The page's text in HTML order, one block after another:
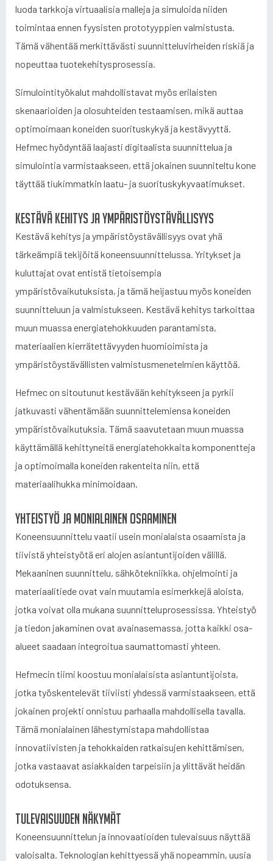
luoda tarkkoja virtuaalisia malleja ja simuloida niiden
toimintaa ennen fyysisten prototyyppien valmistusta.
Tämä vähentää merkittävästi suunnitteluvirheiden riskiä ja
nopeuttaa tuotekehitysprosessia.
Simulointityökalut mahdollistavat myös erilaisten
skenaarioiden ja olosuhteiden testaamisen, mikä auttaa
optimoimaan koneiden suorituskykyä ja kestävyyttä.
Hefmec hyödyntää laajasti digitaalista suunnittelua ja
simulointia varmistaakseen, että jokainen suunniteltu kone
täyttää tiukimmatkin laatu- ja suorituskykyvaatimukset.
Kestävä kehitys ja ympäristöystävällisyys
Kestävä kehitys ja ympäristöystävällisyys ovat yhä
tärkeämpiä tekijöitä koneensuunnittelussa. Yritykset ja
kuluttajat ovat entistä tietoisempia
ympäristövaikutuksista, ja tämä heijastuu myös koneiden
suunnitteluun ja valmistukseen. Kestävä kehitys tarkoittaa
muun muassa energiatehokkuuden parantamista,
materiaalien kierrätettävyyden huomioimista ja
ympäristöystävällisten valmistusmenetelmien käyttöä.
Hefmec on sitoutunut kestävään kehitykseen ja pyrkii
jatkuvasti vähentämään suunnittelemiensa koneiden
ympäristövaikutuksia. Tämä saavutetaan muun muassa
käyttämällä kehittyneitä energiatehokkaita komponentteja
ja optimoimalla koneiden rakenteita niin, että
materiaalihukka minimoidaan.
Yhteistyö ja monialainen osaaminen
Koneensuunnittelu vaatii usein monialaista osaamista ja
tiivistä yhteistyötä eri alojen asiantuntijoiden välillä.
Mekaaninen suunnittelu, sähkötekniikka, ohjelmointi ja
materiaalitiede ovat vain muutamia esimerkkejä aloista,
jotka voivat olla mukana suunnitteluprosessissa. Yhteistyö
ja tiedon jakaminen ovat avainasemassa, jotta kaikki osa-
alueet saadaan integroitua saumattomasti yhteen.
Hefmecin tiimi koostuu monialaisista asiantuntijoista,
jotka työskentelevät tiiviisti yhdessä varmistaakseen, että
jokainen projekti onnistuu parhaalla mahdollisella tavalla.
Tämä monialainen lähestymistapa mahdollistaa
innovatiivisten ja tehokkaiden ratkaisujen kehittämisen,
jotka vastaavat asiakkaiden tarpeisiin ja ylittävät heidän
odotuksensa.
Tulevaisuuden näkymät
Koneensuunnittelun ja innovaatioiden tulevaisuus näyttää
valoisalta. Teknologian kehittyessä yhä nopeammin, uusia